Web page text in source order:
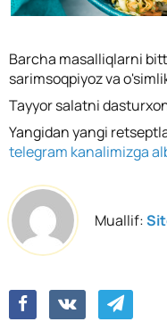
Barcha masalliqlarni
sarimsoqpiyoz va
Tayyor salatni
Yangidan yangi
telegram kanalimizga
Muallif: